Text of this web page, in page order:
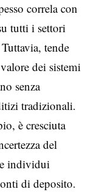
correla con
tutti i settori
tende
dei sistemi
senza
tradizionali.
è cresciuta
del
individui
di deposito.